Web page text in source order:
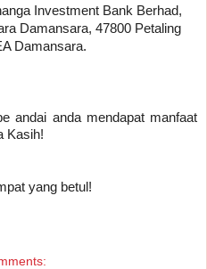
Investment Bank Berhad,
Damansara, 47800 Petaling
Damansara.
andai anda mendapat manfaat
Kasih!
yang betul!